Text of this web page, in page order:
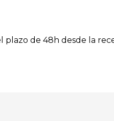
plazo de 48h desde la